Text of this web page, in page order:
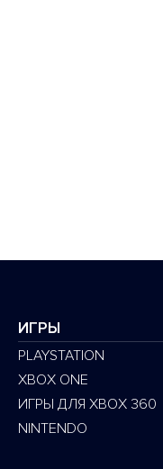
ИГРЫ
PLAYSTATION
XBOX ONE
ИГРЫ ДЛЯ XBOX 360
NINTENDO